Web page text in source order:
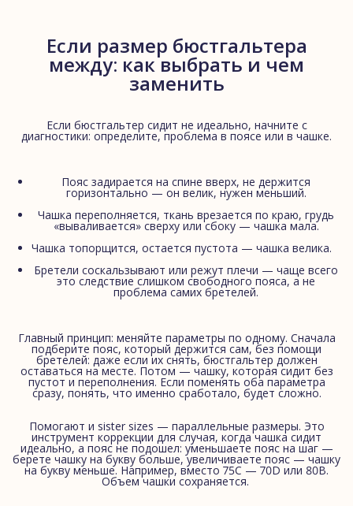
Если размер бюстгальтера
между: как выбрать и чем
заменить
Если бюстгальтер сидит не идеально, начните с
диагностики: определите, проблема в поясе или в чашке.
Пояс задирается на спине вверх, не держится
горизонтально — он велик, нужен меньший.
Чашка переполняется, ткань врезается по краю, грудь
«вываливается» сверху или сбоку — чашка мала.
Чашка топорщится, остается пустота — чашка велика.
Бретели соскальзывают или режут плечи — чаще всего
это следствие слишком свободного пояса, а не
проблема самих бретелей.
Главный принцип: меняйте параметры по одному. Сначала
подберите пояс, который держится сам, без помощи
бретелей: даже если их снять, бюстгальтер должен
оставаться на месте. Потом — чашку, которая сидит без
пустот и переполнения. Если поменять оба параметра
сразу, понять, что именно сработало, будет сложно.
Помогают и sister sizes — параллельные размеры. Это
инструмент коррекции для случая, когда чашка сидит
идеально, а пояс не подошел: уменьшаете пояс на шаг —
берете чашку на букву больше, увеличиваете пояс — чашку
на букву меньше. Например, вместо 75С — 70D или 80В.
Объем чашки сохраняется.